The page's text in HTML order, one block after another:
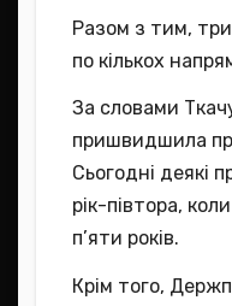
Разом з тим,
по кількох
За словами
пришвидшила
Сьогодні деякі
рік-півтора,
п’яти років.
Крім того,